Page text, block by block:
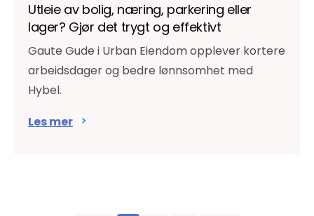
Utleie av bolig, næring, parkering eller
lager? Gjør det trygt og effektivt
Gaute Gude i Urban Eiendom opplever kortere
arbeidsdager og bedre lønnsomhet med
Hybel.
Les mer